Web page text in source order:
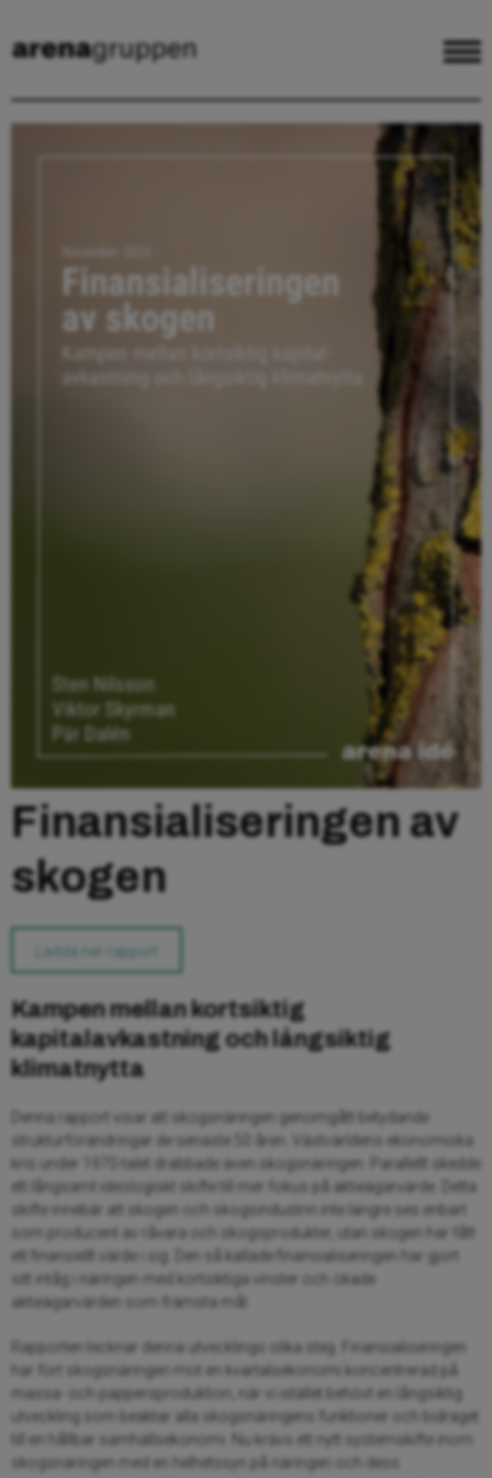
Finansialiseringen av
skogen
Ladda ner rapport
Kampen mellan kortsiktig
kapitalavkastning och långsiktig
klimatnytta
Denna rapport visar att skogsnäringen genomgått betydande
strukturförändringar de senaste 50 åren. Västvärldens ekonomiska
kris under 1970-talet drabbade även skogsnäringen. Parallellt skedde
ett långsamt ideologiskt skifte till mer fokus på aktieägarvärde. Detta
skifte innebär att skogen och skogsindustrin inte längre ses enbart
som producent av råvara och skogsprodukter, utan skogen har fått
ett finansiellt värde i sig. Den så kallade finansialiseringen har gjort
sitt intåg i näringen med kortsiktiga vinster och ökade
aktieägarvärden som främsta mål.
Rapporten tecknar denna utvecklings olika steg. Finansialiseringen
har fört skogsnäringen mot en kvartalsekonomi koncentrerad på
massa- och pappersproduktion, när vi istället behövt en långsiktig
utveckling som beaktar alla skogsnäringens funktioner och bidraget
till en hållbar samhällsekonomi. Nu krävs ett nytt systemskifte inom
skogsnäringen med en helhetssyn på näringen och dess